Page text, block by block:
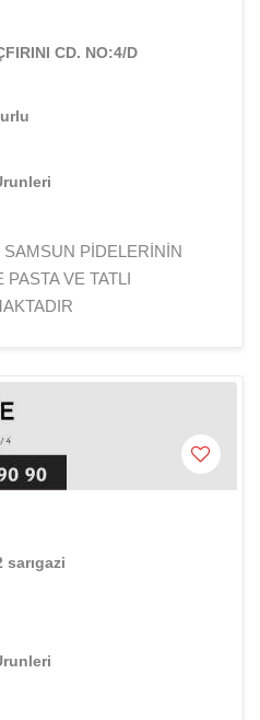
CD. NO:4/D
PİDELERİNİN
VE TATLI